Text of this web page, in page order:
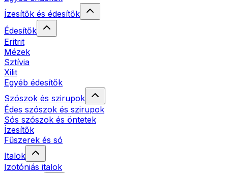
Ízesítők és édesítők
Édesítők
Eritrit
Mézek
Sztívia
Xilit
Egyéb édesítők
Szószok és szirupok
Édes szószok és szirupok
Sós szószok és öntetek
Ízesítők
Fűszerek és só
Italok
Izotóniás italok